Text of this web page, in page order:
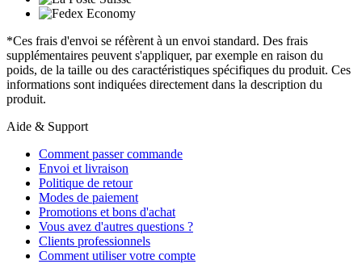
*Ces frais d'envoi se réfèrent à un envoi standard. Des frais
supplémentaires peuvent s'appliquer, par exemple en raison du
poids, de la taille ou des caractéristiques spécifiques du produit. Ces
informations sont indiquées directement dans la description du
produit.
Aide & Support
Comment passer commande
Envoi et livraison
Politique de retour
Modes de paiement
Promotions et bons d'achat
Vous avez d'autres questions ?
Clients professionnels
Comment utiliser votre compte